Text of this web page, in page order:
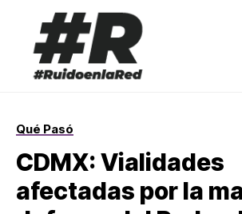
Qué Pasó
CDMX: Vialidades
afectadas por la